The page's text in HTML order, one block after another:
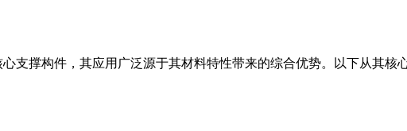
支撑构件，其应用广泛源于其材料特性带来的综合优势。以下从其核